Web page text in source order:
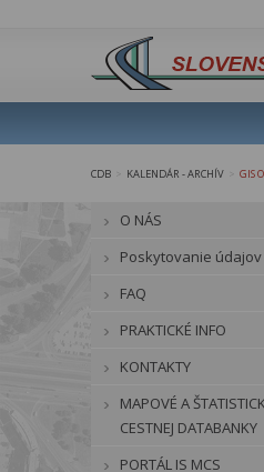
CDB KALENDÁR - ARCHÍV GIS
O NÁS
Poskytovanie údajov
FAQ
PRAKTICKÉ INFO
KONTAKTY
MAPOVÉ A
CESTNEJ DATABANKY
PORTÁL IS MCS